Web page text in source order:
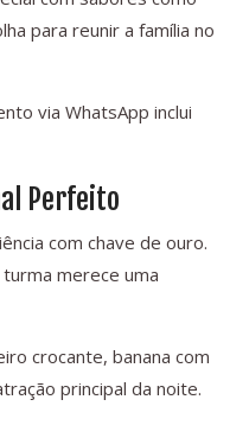
para reunir a família no
via WhatsApp inclui
Perfeito
com chave de ouro.
merece uma
crocante, banana com
principal da noite.